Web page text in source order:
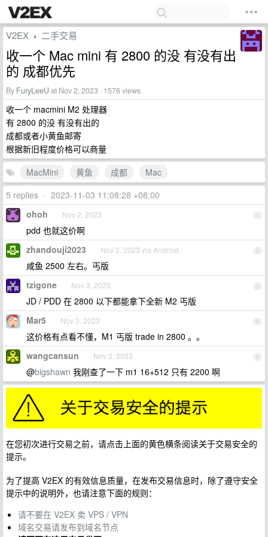
V2EX › 二手交易
收一个 Mac mini 有 2800 的没 有没有出
的 成都优先
By FuryLeeU at Nov 2, 2023 · 1576 views
收一个 macmini M2 处理器
有 2800 的没 有没有出的
成都或者小黄鱼邮寄
根据新旧程度价格可以商量
MacMini
黄鱼 成都
Mac
5 replies • 2023-11-03 11:08:28 +08:00
1
ohoh Nov 2, 2023
pdd 也就这价啊
2
zhandouji2023 Nov 2, 2023 via Android
咸鱼 2500 左右。丐版
3
tzigone Nov 3, 2023
JD / PDD 在 2800 以下都能拿下全新 M2 丐版
4
Mar5 Nov 3, 2023
这价格有点看不懂，M1 丐版 trade in 2800 。。
5
wangcansun Nov 3, 2023
@bigshawn 我刚查了一下 m1 16+512 只有 2200 啊
在您初次进行交易之前，请点击上面的黄色横条阅读关于交易安全的
提示。
为了提高 V2EX 的有效信息质量，在发布交易信息时，除了遵守安全
提示中的说明外，也请注意下面的规则：
请不要在 V2EX 卖 VPS / VPN
域名交易请发布到域名节点